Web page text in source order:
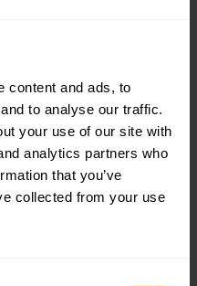
content and ads, to
to analyse our traffic.
your use of our site with
analytics partners who
that you’ve
collected from your use